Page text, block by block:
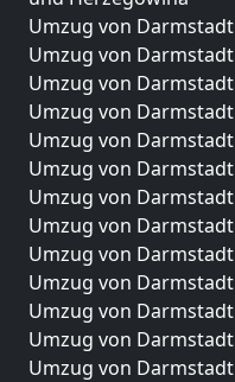
Umzug von
Umzug von
Umzug von
Umzug von
Umzug von
Umzug von
Umzug von
Umzug von
Umzug von
Umzug von
Umzug von
Umzug von
Umzug von